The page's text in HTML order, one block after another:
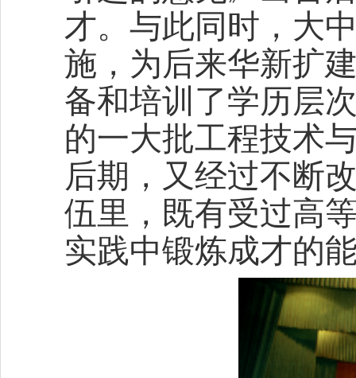
才。与此同时，大
施，为后来华新扩
备和培训了学历层
的一大批工程技术
后期，又经过不断
伍里，既有受过高
实践中锻炼成才的